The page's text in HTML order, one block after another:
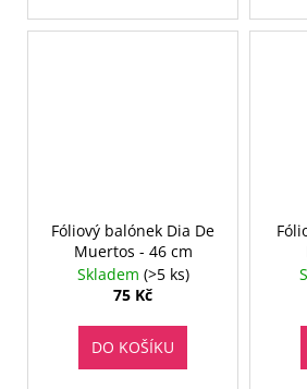
Fóliový balónek Dia De
Muertos - 46 cm
Skladem (>5 ks)
75 Kč
DO KOŠÍKU